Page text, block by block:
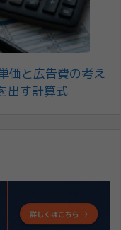
価と広告費の考え
出す計算式